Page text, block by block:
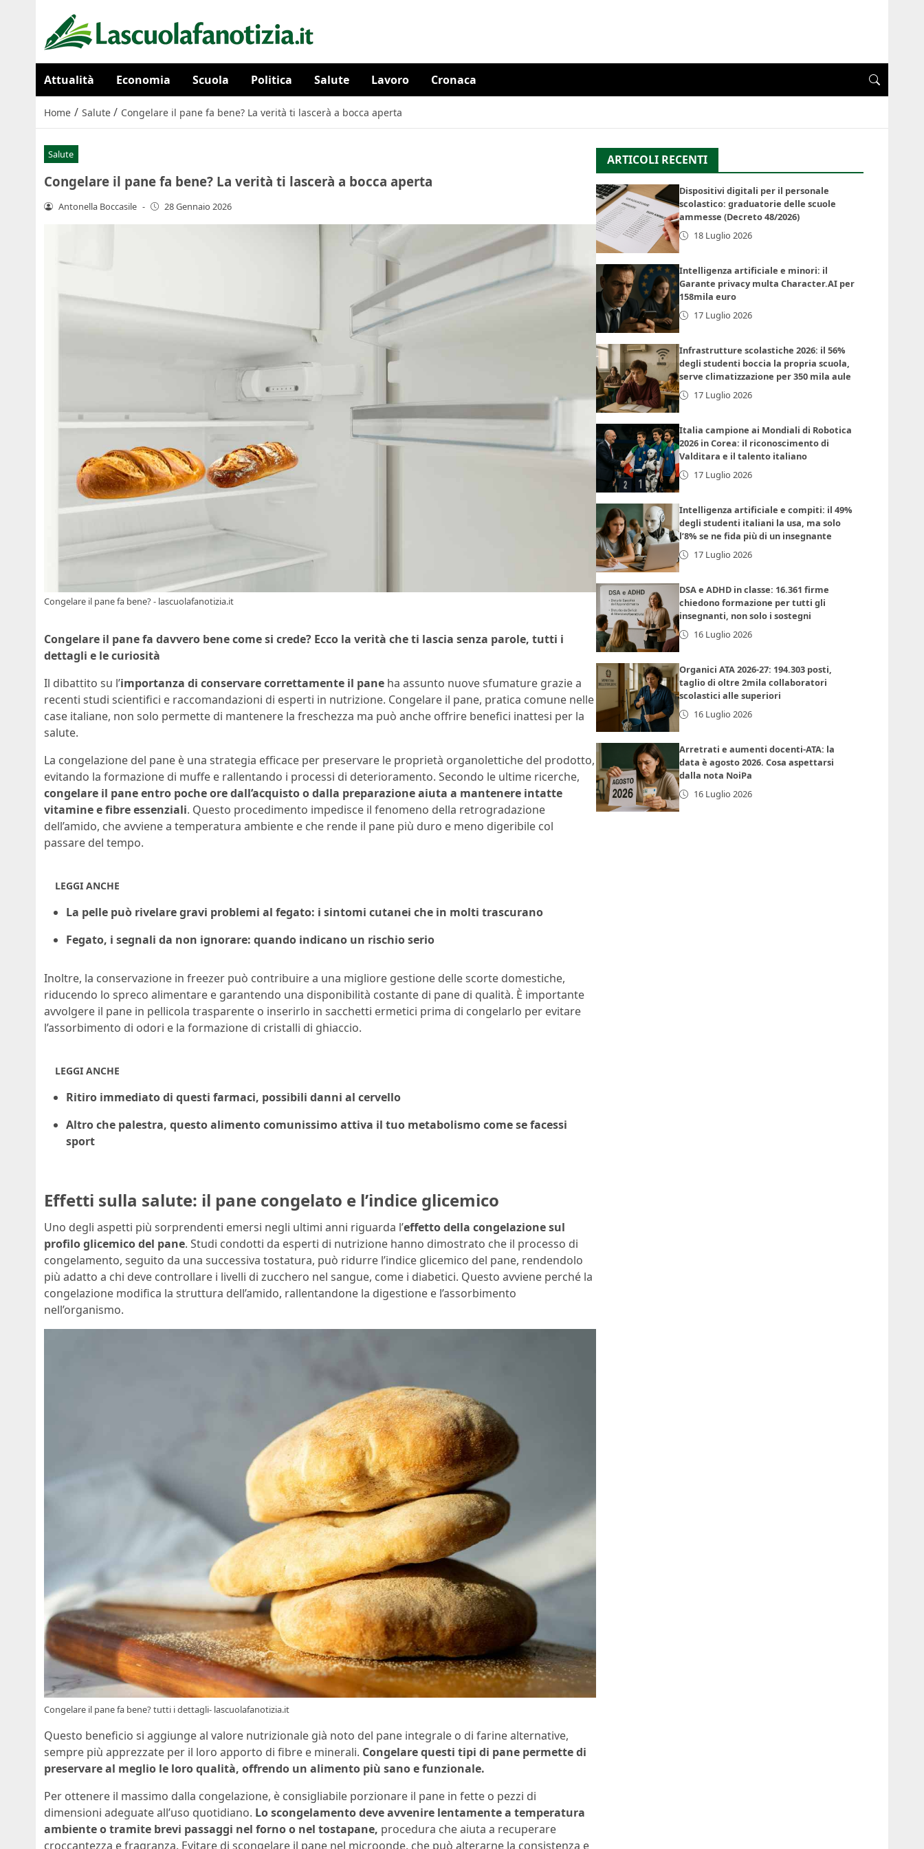
Attualità Economia Scuola Politica Salute Lavoro Cronaca
Home / Salute / Congelare il pane fa bene? La verità ti lascerà a bocca aperta
Salute
Congelare il pane fa bene? La verità ti lascerà a bocca aperta
Antonella Boccasile - 28 Gennaio 2026
Congelare il pane fa bene? - lascuolafanotizia.it
Congelare il pane fa davvero bene come si crede? Ecco la verità che ti lascia senza parole, tutti i
dettagli e le curiosità
Il dibattito su l’importanza di conservare correttamente il pane ha assunto nuove sfumature grazie a
recenti studi scientifici e raccomandazioni di esperti in nutrizione. Congelare il pane, pratica comune nelle
case italiane, non solo permette di mantenere la freschezza ma può anche offrire benefici inattesi per la
salute.
La congelazione del pane è una strategia efficace per preservare le proprietà organolettiche del prodotto,
evitando la formazione di muffe e rallentando i processi di deterioramento. Secondo le ultime ricerche,
congelare il pane entro poche ore dall’acquisto o dalla preparazione aiuta a mantenere intatte
vitamine e fibre essenziali. Questo procedimento impedisce il fenomeno della retrogradazione
dell’amido, che avviene a temperatura ambiente e che rende il pane più duro e meno digeribile col
passare del tempo.
LEGGI ANCHE
La pelle può rivelare gravi problemi al fegato: i sintomi cutanei che in molti trascurano
Fegato, i segnali da non ignorare: quando indicano un rischio serio
Inoltre, la conservazione in freezer può contribuire a una migliore gestione delle scorte domestiche,
riducendo lo spreco alimentare e garantendo una disponibilità costante di pane di qualità. È importante
avvolgere il pane in pellicola trasparente o inserirlo in sacchetti ermetici prima di congelarlo per evitare
l’assorbimento di odori e la formazione di cristalli di ghiaccio.
LEGGI ANCHE
Ritiro immediato di questi farmaci, possibili danni al cervello
Altro che palestra, questo alimento comunissimo attiva il tuo metabolismo come se facessi
sport
Effetti sulla salute: il pane congelato e l’indice glicemico
Uno degli aspetti più sorprendenti emersi negli ultimi anni riguarda l’effetto della congelazione sul
profilo glicemico del pane. Studi condotti da esperti di nutrizione hanno dimostrato che il processo di
congelamento, seguito da una successiva tostatura, può ridurre l’indice glicemico del pane, rendendolo
più adatto a chi deve controllare i livelli di zucchero nel sangue, come i diabetici. Questo avviene perché la
congelazione modifica la struttura dell’amido, rallentandone la digestione e l’assorbimento
nell’organismo.
Congelare il pane fa bene? tutti i dettagli- lascuolafanotizia.it
Questo beneficio si aggiunge al valore nutrizionale già noto del pane integrale o di farine alternative,
sempre più apprezzate per il loro apporto di fibre e minerali. Congelare questi tipi di pane permette di
preservare al meglio le loro qualità, offrendo un alimento più sano e funzionale.
Per ottenere il massimo dalla congelazione, è consigliabile porzionare il pane in fette o pezzi di
dimensioni adeguate all’uso quotidiano. Lo scongelamento deve avvenire lentamente a temperatura
ambiente o tramite brevi passaggi nel forno o nel tostapane, procedura che aiuta a recuperare
croccantezza e fragranza. Evitare di scongelare il pane nel microonde, che può alterarne la consistenza e
ARTICOLI RECENTI
Dispositivi digitali per il personale
scolastico: graduatorie delle scuole
ammesse (Decreto 48/2026)
18 Luglio 2026
Intelligenza artificiale e minori: il
Garante privacy multa Character.AI per
158mila euro
17 Luglio 2026
Infrastrutture scolastiche 2026: il 56%
degli studenti boccia la propria scuola,
serve climatizzazione per 350 mila aule
17 Luglio 2026
Italia campione ai Mondiali di Robotica
2026 in Corea: il riconoscimento di
Valditara e il talento italiano
17 Luglio 2026
Intelligenza artificiale e compiti: il 49%
degli studenti italiani la usa, ma solo
l’8% se ne fida più di un insegnante
17 Luglio 2026
DSA e ADHD in classe: 16.361 firme
chiedono formazione per tutti gli
insegnanti, non solo i sostegni
16 Luglio 2026
Organici ATA 2026-27: 194.303 posti,
taglio di oltre 2mila collaboratori
scolastici alle superiori
16 Luglio 2026
Arretrati e aumenti docenti-ATA: la
data è agosto 2026. Cosa aspettarsi
dalla nota NoiPa
16 Luglio 2026